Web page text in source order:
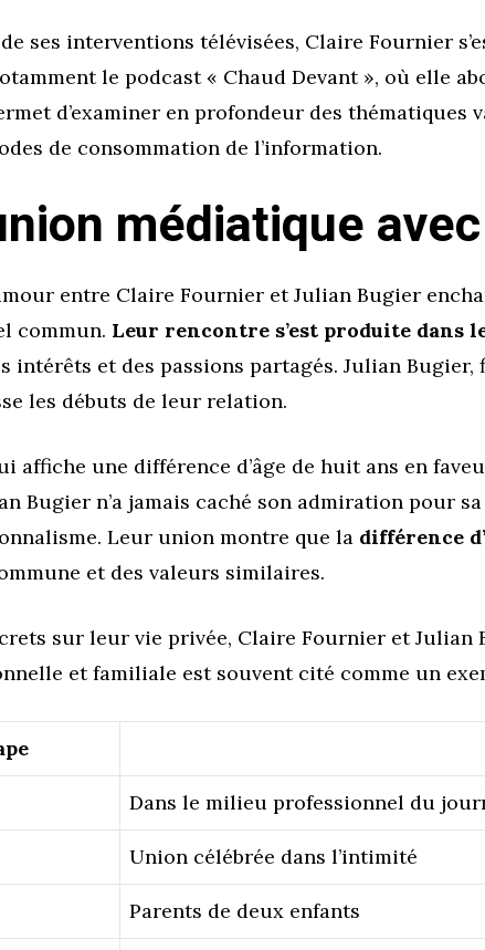
ses interventions télévisées, Claire Fournier
le podcast « Chaud Devant », où elle
d’examiner en profondeur des
de consommation de l’information.
médiatique
entre Claire Fournier et Julian Bugier
commun. Leur rencontre s’est produite dans
intérêts et des passions partagés. Julian
les débuts de leur relation.
affiche une différence d’âge de huit ans en
Bugier n’a jamais caché son admiration pour
Leur union montre que la différence
et des valeurs similaires.
sur leur vie privée, Claire Fournier et
et familiale est souvent cité comme un
Dans le milieu professionnel du
Union célébrée dans l’intimité
Parents de deux enfants